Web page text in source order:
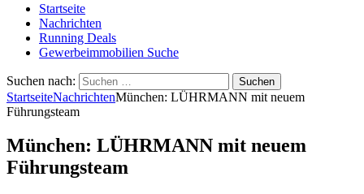
Startseite
Nachrichten
Running Deals
Gewerbeimmobilien Suche
Suchen nach:
StartseiteNachrichtenMünchen: LÜHRMANN mit neuem
Führungsteam
München: LÜHRMANN mit neuem
Führungsteam